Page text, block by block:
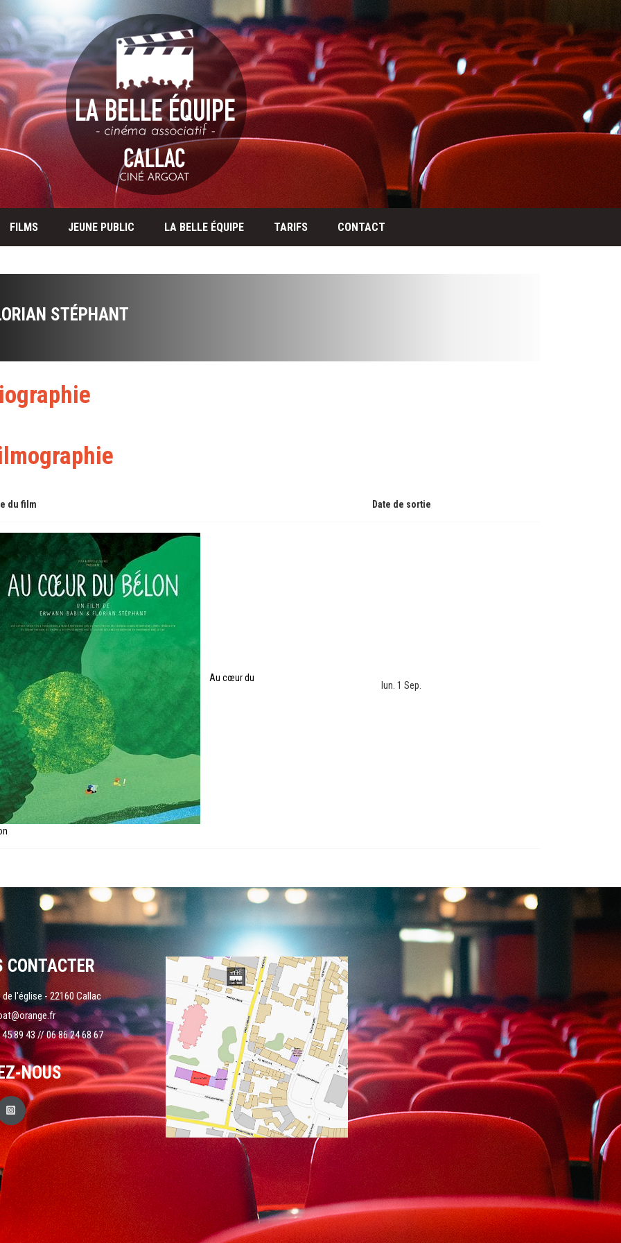
FILMS JEUNE PUBLIC LA BELLE ÉQUIPE TARIFS CONTACT
STÉPHANT
du film Date de sortie
Au cœur du
lun. 1 Sep.
CONTACTER
de l'église - 22160 Callac
89 43 // 06 86 24 68 67
NOUS